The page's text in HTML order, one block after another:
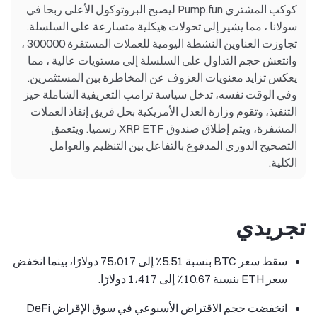
كوكب المشتري Pump.fun ليصبح البروتوكول الأعلى ربحا في
سولانا ، مما يشير إلى تحولات هيكلية متسارعة على السلسلة.
تجاوزت العناوين النشطة اليومية للعملات المستقرة 300000 ،
وانتعش حجم التداول على السلسلة إلى مستويات عالية ، مما
يعكس تزايد معنويات العزوف عن المخاطرة بين المستثمرين.
وفي الوقت نفسه، تدخل سياسة ترامب التعريفية الشاملة حيز
التنفيذ، وتقوم وزارة العدل الأمريكية بحل فريق إنفاذ العملات
المشفرة، ويتم إطلاق صندوق XRP ETF رسميا. ويتعمق
التصحيح الدوري المدفوع بالتفاعل بين التنظيم والعوامل
الكلية.
تجريدي
سقط سعر BTC بنسبة 5.51٪ إلى 75،017 دولارًا، بينما انخفض
سعر ETH بنسبة 10.67٪ إلى 1،417 دولارًا.
انخفضت حجم الاقتراض الأسبوعي في سوق الإقراض DeFi